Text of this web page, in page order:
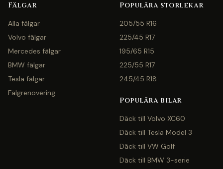
Fälgar
Alla fälgar
Volvo fälgar
Mercedes fälgar
BMW fälgar
Tesla fälgar
Fälgrenovering
Populära storlekar
205/55 R16
225/45 R17
195/65 R15
225/55 R17
245/45 R18
Populära bilar
Däck till Volvo XC60
Däck till Tesla Model 3
Däck till VW Golf
Däck till BMW 3-serie